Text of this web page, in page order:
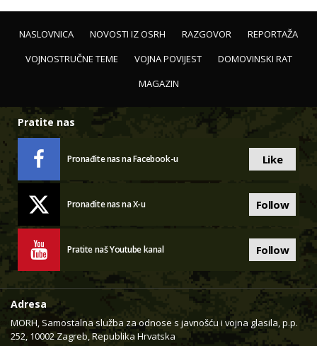
NASLOVNICA NOVOSTI IZ OSRH RAZGOVOR
REPORTAŽA
VOJNOSTRUČNE TEME
VOJNA POVIJEST
DOMOVINSKI RAT
MAGAZIN
Pratite nas
Pronađite nas na Facebook-u Like
Pronađite nas na X-u Follow
Pratite naš Youtube kanal Follow
Adresa
MORH, Samostalna služba za odnose s javnošću i vojna glasila, p.p.
252, 10002 Zagreb, Republika Hrvatska